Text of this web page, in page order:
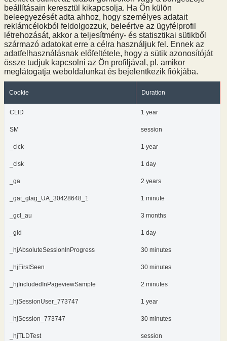
beállításain keresztül kikapcsolja. Ha Ön külön
beleegyezését adta ahhoz, hogy személyes adatait
reklámcélokból feldolgozzuk, beleértve az ügyfélprofil
létrehozását, akkor a teljesítmény- és statisztikai sütikből
származó adatokat erre a célra használjuk fel. Ennek az
adatfelhasználásnak előfeltétele, hogy a sütik azonosítóját
össze tudjuk kapcsolni az Ön profiljával, pl. amikor
meglátogatja weboldalunkat és bejelentkezik fiókjába.
Cookie Duration
CLID 1 year
SM session
_clck 1 year
_clsk 1 day
_ga 2 years
_gat_gtag_UA_30428648_1 1 minute
_gcl_au 3 months
_gid 1 day
_hjAbsoluteSessionInProgress 30 minutes
_hjFirstSeen 30 minutes
_hjIncludedInPageviewSample 2 minutes
_hjSessionUser_773747 1 year
_hjSession_773747 30 minutes
_hjTLDTest session